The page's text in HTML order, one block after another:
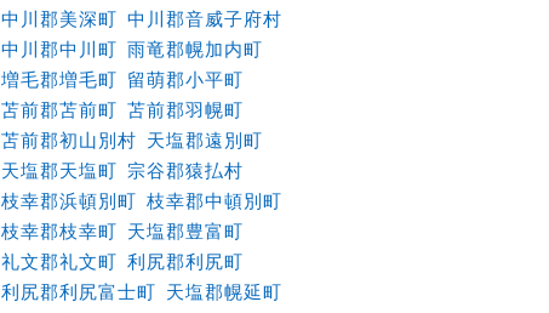
中川郡美深町 中川郡音威子府村
中川郡中川町 雨竜郡幌加内町
増毛郡増毛町 留萌郡小平町
苫前郡苫前町 苫前郡羽幌町
苫前郡初山別村 天塩郡遠別町
天塩郡天塩町 宗谷郡猿払村
枝幸郡浜頓別町 枝幸郡中頓別町
枝幸郡枝幸町 天塩郡豊富町
礼文郡礼文町 利尻郡利尻町
利尻郡利尻富士町 天塩郡幌延町